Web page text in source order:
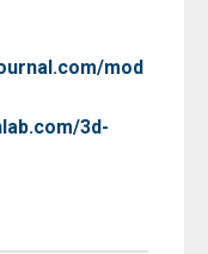
mod
3d-